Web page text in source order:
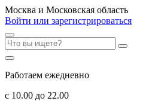
Москва и Московская область
Войти или зарегистрироваться
Работаем ежедневно
с 10.00 до 22.00